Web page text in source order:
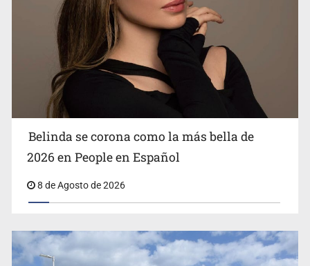
Ciclosporiasis no representa un riesgo epidemiológico
masivo
Belinda se corona como la más bella de
2026 en People en Español
8 de Agosto de 2026